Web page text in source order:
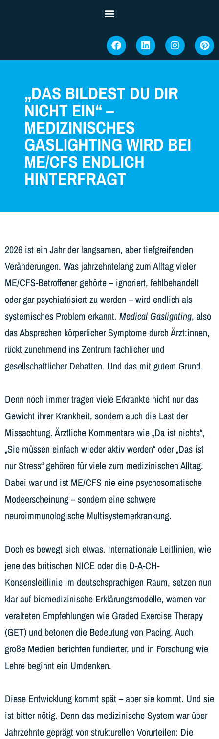
„DAS BILDEST DU DIR
NICHT EIN“ –
MEDIZINISCHES
GASLIGHTING WIRD BEI
ME/CFS ENDLICH
HINTERFRAGT
2026 ist ein Jahr der langsamen, aber tiefgreifenden
Veränderungen. Was jahrzehntelang zum Alltag vieler
ME/CFS-Betroffener gehörte – ignoriert, fehlbehandelt
oder gar psychiatrisiert zu werden – wird endlich als
systemisches Problem erkannt. Medical Gaslighting, also
das Absprechen körperlicher Symptome durch Ärzt:innen,
rückt zunehmend ins Zentrum fachlicher und
gesellschaftlicher Debatten. Und das mit gutem Grund.
Denn noch immer tragen viele Erkrankte nicht nur das
Gewicht ihrer Krankheit, sondern auch die Last der
Missachtung. Ärztliche Kommentare wie „Da ist nichts“,
„Sie müssen einfach wieder aktiv werden“ oder „Das ist
nur Stress“ gehören für viele zum medizinischen Alltag.
Dabei war und ist ME/CFS nie eine psychosomatische
Modeerscheinung – sondern eine schwere
neuroimmunologische Multisystemerkrankung.
Doch es bewegt sich etwas. Internationale Leitlinien, wie
jene des britischen NICE oder die D-A-CH-
Konsensleitlinie im deutschsprachigen Raum, setzen nun
klar auf biomedizinische Erklärungsmodelle, warnen vor
veralteten Empfehlungen wie Graded Exercise Therapy
(GET) und betonen die Bedeutung von Pacing. Auch
große Medien berichten fundierter, und in Forschung wie
Lehre beginnt ein Umdenken.
Diese Entwicklung kommt spät – aber sie kommt. Und sie
ist bitter nötig. Denn das medizinische System war über
Jahrzehnte geprägt von strukturellen Vorurteilen: Die